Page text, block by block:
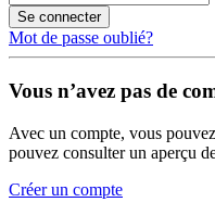
Se connecter
Mot de passe oublié?
Vous n’avez pas de
Avec un compte, vous
pouvez consulter un aperçu
Créer un compte